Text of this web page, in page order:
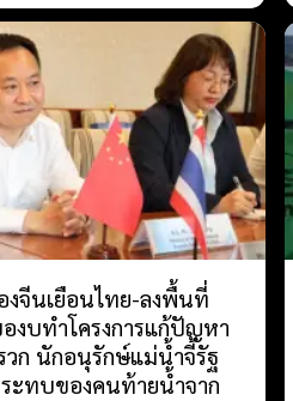
งจีนเยือนไทย-ลงพื้นที่
งบทำโครงการแก้ปัญหา
ก นักอนุรักษ์แม่น้ำจี้รัฐ
ะทบของคนท้ายน้ำจาก